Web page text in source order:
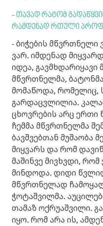
- თავად რატომ
რამდენად რთული
- ბიჭების მწვრთნელი
ვარ. იმდენად
იდეა, გავმხდარიყავი
მწვრთნელმა,
მომაწოდა, რომელიც,
გარდაცვლილია.
ცხოვრების არც ერთი
ჩემმა მწვრთნელმა
ბავშვებთან მუშაობა
მიყვარს და რომ
მაშინვე მივხვდი,
მინდოდა. დიდი
მწვრთნელად
ჭოტაშვილმა.
თამაზ ოქრუაშვილი.
იყო. რომ არა ის,